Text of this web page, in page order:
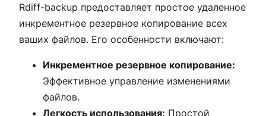
Rdiff-backup предоставляет простое удаленное
инкрементное резервное копирование всех
ваших файлов. Его особенности включают:
Инкрементное резервное копирование:
Эффективное управление изменениями
файлов.
Легкость использования: Простой